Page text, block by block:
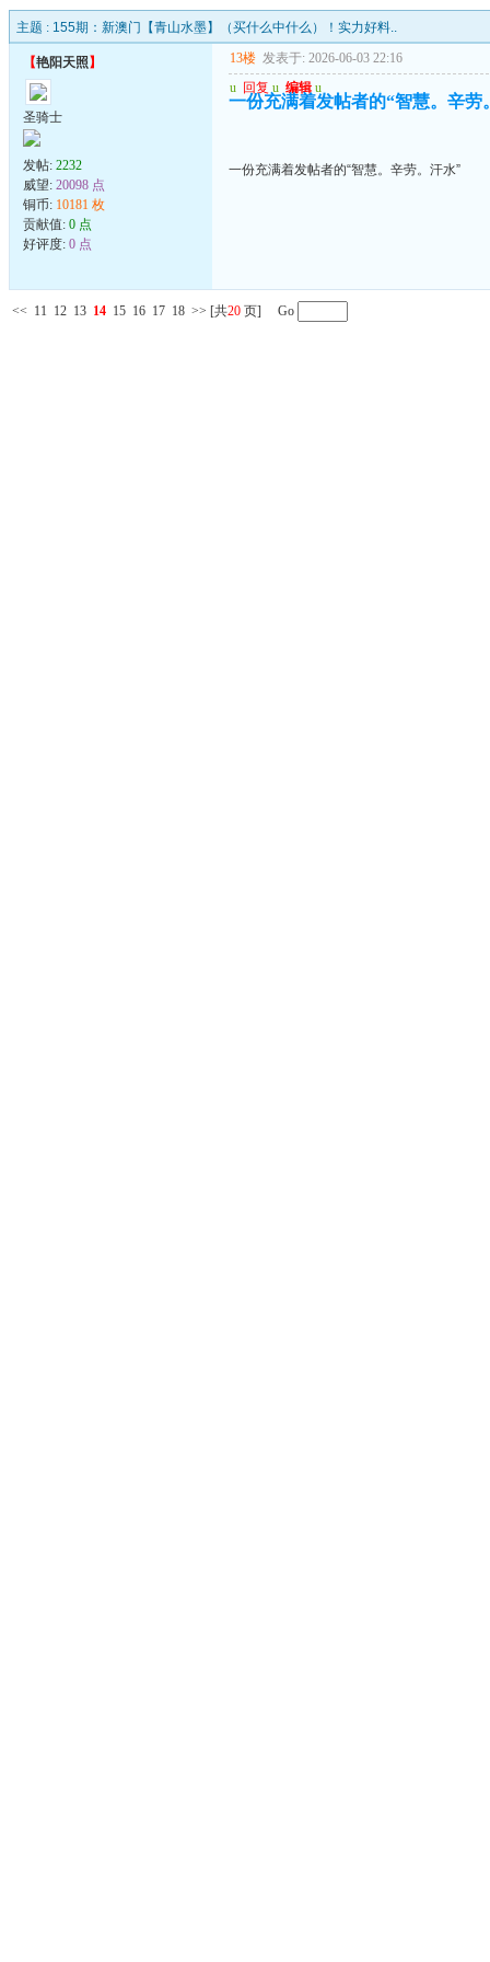
主题 : 155期：新澳门【青山水墨】（买什么中什么）！实力好料..
【艳阳天照 】
圣骑士
发帖: 2232
威望: 20098 点
铜币: 10181 枚
贡献值: 0 点
好评度: 0 点
13楼 发表于: 2026-06-03 22:16
u 回复 u 编辑 u
一份充满着发帖者的“智慧。辛劳
一份充满着发帖者的“智慧。辛劳。汗水”
<< 11 12 13 14 15 16 17 18 >> [共20 页] Go